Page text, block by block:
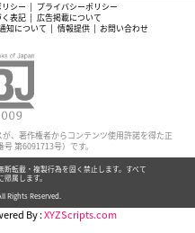
シー
プライバシーポリシー
表記
広告掲載について
知について 情報提供 お問い合わせ
、著作権者からコンテンツ使用許諾を得た正
第6091713号）です。
転載・複製行為を固く禁止します。すべて
属します。
Rights Reserved.
By :XYZScripts.com